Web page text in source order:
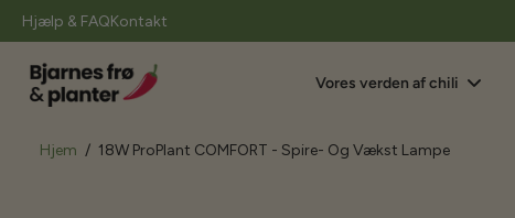
Hjælp & FAQKontakt
Vores verden af chili
Hjem / 18W ProPlant COMFORT - Spire- Og Vækst Lampe